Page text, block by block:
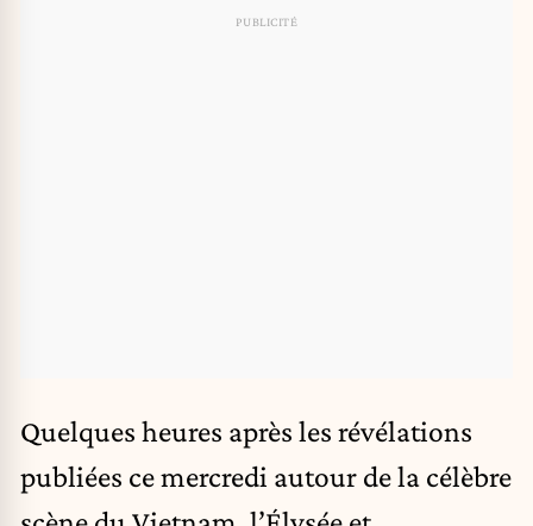
Quelques heures après les révélations
publiées ce mercredi autour de la célèbre